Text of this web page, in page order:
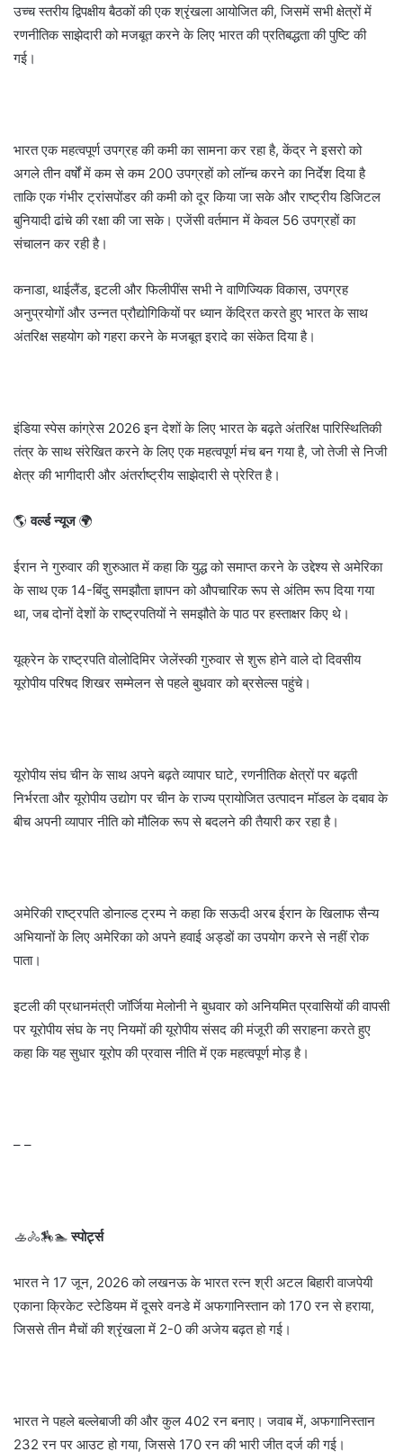
उच्च स्तरीय द्विपक्षीय बैठकों की एक श्रृंखला आयोजित की, जिसमें सभी क्षेत्रों में
रणनीतिक साझेदारी को मजबूत करने के लिए भारत की प्रतिबद्धता की पुष्टि की
गई।
भारत एक महत्वपूर्ण उपग्रह की कमी का सामना कर रहा है, केंद्र ने इसरो को
अगले तीन वर्षों में कम से कम 200 उपग्रहों को लॉन्च करने का निर्देश दिया है
ताकि एक गंभीर ट्रांसपोंडर की कमी को दूर किया जा सके और राष्ट्रीय डिजिटल
बुनियादी ढांचे की रक्षा की जा सके। एजेंसी वर्तमान में केवल 56 उपग्रहों का
संचालन कर रही है।
कनाडा, थाईलैंड, इटली और फिलीपींस सभी ने वाणिज्यिक विकास, उपग्रह
अनुप्रयोगों और उन्नत प्रौद्योगिकियों पर ध्यान केंद्रित करते हुए भारत के साथ
अंतरिक्ष सहयोग को गहरा करने के मजबूत इरादे का संकेत दिया है।
इंडिया स्पेस कांग्रेस 2026 इन देशों के लिए भारत के बढ़ते अंतरिक्ष पारिस्थितिकी
तंत्र के साथ संरेखित करने के लिए एक महत्वपूर्ण मंच बन गया है, जो तेजी से निजी
क्षेत्र की भागीदारी और अंतर्राष्ट्रीय साझेदारी से प्रेरित है।
🌎वर्ल्ड न्यूज🌍
ईरान ने गुरुवार की शुरुआत में कहा कि युद्ध को समाप्त करने के उद्देश्य से अमेरिका
के साथ एक 14-बिंदु समझौता ज्ञापन को औपचारिक रूप से अंतिम रूप दिया गया
था, जब दोनों देशों के राष्ट्रपतियों ने समझौते के पाठ पर हस्ताक्षर किए थे।
यूक्रेन के राष्ट्रपति वोलोदिमिर जेलेंस्की गुरुवार से शुरू होने वाले दो दिवसीय
यूरोपीय परिषद शिखर सम्मेलन से पहले बुधवार को ब्रसेल्स पहुंचे।
यूरोपीय संघ चीन के साथ अपने बढ़ते व्यापार घाटे, रणनीतिक क्षेत्रों पर बढ़ती
निर्भरता और यूरोपीय उद्योग पर चीन के राज्य प्रायोजित उत्पादन मॉडल के दबाव के
बीच अपनी व्यापार नीति को मौलिक रूप से बदलने की तैयारी कर रहा है।
अमेरिकी राष्ट्रपति डोनाल्ड ट्रम्प ने कहा कि सऊदी अरब ईरान के खिलाफ सैन्य
अभियानों के लिए अमेरिका को अपने हवाई अड्डों का उपयोग करने से नहीं रोक
पाता।
इटली की प्रधानमंत्री जॉर्जिया मेलोनी ने बुधवार को अनियमित प्रवासियों की वापसी
पर यूरोपीय संघ के नए नियमों की यूरोपीय संसद की मंजूरी की सराहना करते हुए
कहा कि यह सुधार यूरोप की प्रवास नीति में एक महत्वपूर्ण मोड़ है।
– –
🚣🚴🏇🏊स्पोर्ट्स
भारत ने 17 जून, 2026 को लखनऊ के भारत रत्न श्री अटल बिहारी वाजपेयी
एकाना क्रिकेट स्टेडियम में दूसरे वनडे में अफगानिस्तान को 170 रन से हराया,
जिससे तीन मैचों की श्रृंखला में 2-0 की अजेय बढ़त हो गई।
भारत ने पहले बल्लेबाजी की और कुल 402 रन बनाए। जवाब में, अफगानिस्तान
232 रन पर आउट हो गया, जिससे 170 रन की भारी जीत दर्ज की गई।